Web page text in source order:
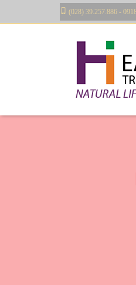
(028) 39.257.886 -